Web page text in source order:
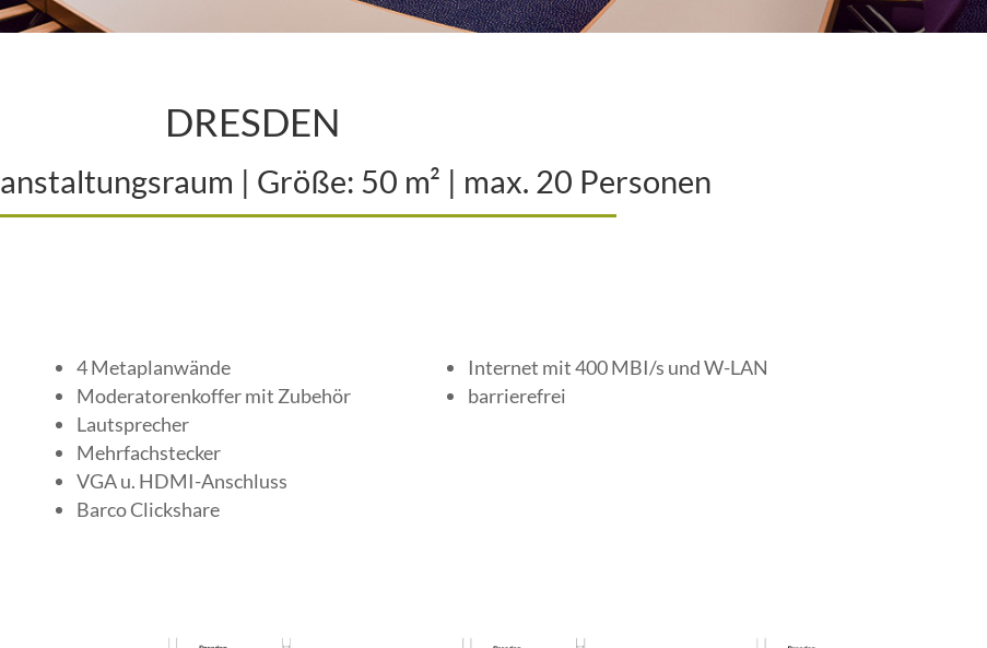
DRESDEN
| Größe: 50 m² | max. 20 Personen
4 Metaplanwände
Moderatorenkoffer mit Zubehör
Lautsprecher
Mehrfachstecker
VGA u. HDMI-Anschluss
Barco Clickshare
Internet mit 400 MBI/s und W-LAN
barrierefrei